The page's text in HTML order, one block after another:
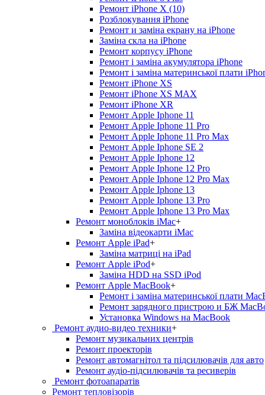
Ремонт iPhone X (10)
Розблокування iPhone
Ремонт и заміна екрану на iPhone
Заміна скла на iPhone
Ремонт корпусу iPhone
Ремонт і заміна акумулятора iPhone
Ремонт і заміна материнської плати
Ремонт iPhone XS
Ремонт iPhone XS MAX
Ремонт iPhone XR
Ремонт Apple Iphone 11
Ремонт Apple Iphone 11 Pro
Ремонт Apple Iphone 11 Pro Max
Ремонт Apple Iphone SE 2
Ремонт Apple Iphone 12
Ремонт Apple Iphone 12 Pro
Ремонт Apple Iphone 12 Pro Max
Ремонт Apple Iphone 13
Ремонт Apple Iphone 13 Pro
Ремонт Apple Iphone 13 Pro Max
Ремонт моноблоків iMac+
Заміна відеокарти iMac
Ремонт Apple iPad+
Заміна матриці на iPad
Ремонт Apple iPod+
Заміна HDD на SSD iPod
Ремонт Apple MacBook+
Ремонт і заміна материнської плати
Ремонт зарядного пристрою и БЖ
Установка Windows на MacBook
Ремонт аудио-видео техники+
Ремонт музикальних центрів
Ремонт проекторів
Ремонт автомагнітол та підсилювачів для авто
Ремонт аудіо-підсилювачів та ресиверів
Ремонт фотоапаратів
Ремонт тепловізорів